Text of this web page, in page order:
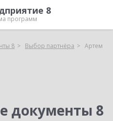
8
программ
8 Выбор партнёра Артем
документы 8